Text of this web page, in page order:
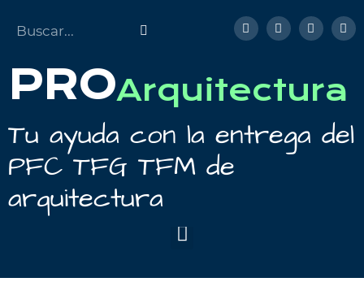
PROArquitectura
Tu ayuda con la entrega del
PFC TFG TFM de
arquitectura